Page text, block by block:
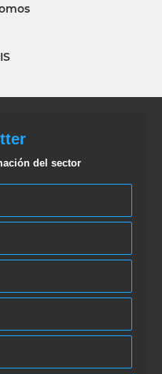
del sector